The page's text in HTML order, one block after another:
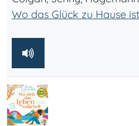
Wo das Glück zu Hause ist